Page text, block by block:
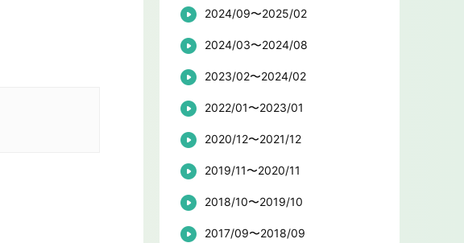
2024/09〜2025/02
2024/03〜2024/08
2023/02〜2024/02
2022/01〜2023/01
2020/12〜2021/12
2019/11〜2020/11
2018/10〜2019/10
2017/09〜2018/09